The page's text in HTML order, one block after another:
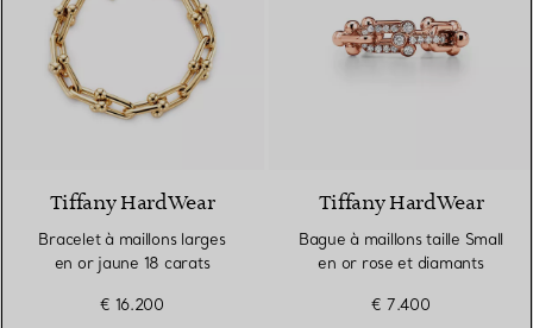
Tiffany HardWear
Bracelet à maillons larges
en or jaune 18 carats
€ 16.200
Tiffany HardWear
Bague à maillons taille Small
en or rose et diamants
€ 7.400